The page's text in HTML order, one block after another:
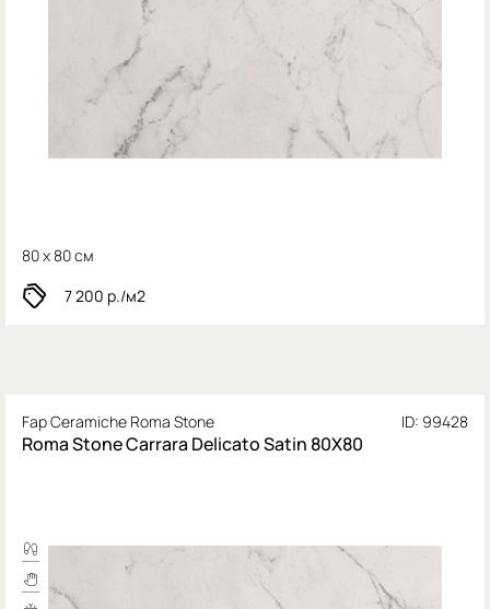
80 x 80 см
7 200 р./м2
Fap Ceramiche Roma Stone ID: 99428
Roma Stone Carrara Delicato Satin 80X80